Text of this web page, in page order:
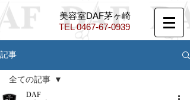
​美容室DAF茅ヶ崎
TEL ​0467-67-0939
記事
全ての記事
DAF